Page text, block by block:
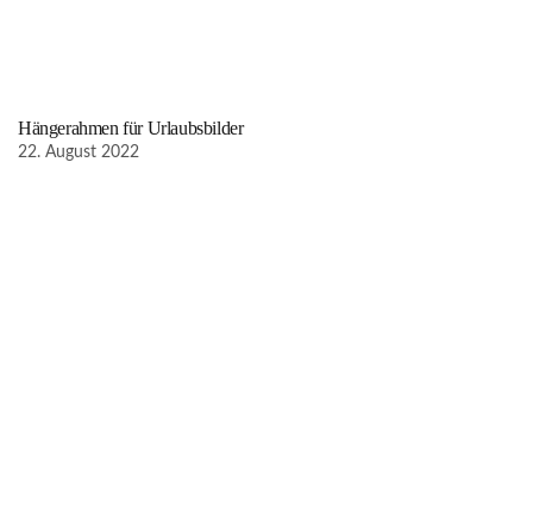
Hängerahmen für Urlaubsbilder
22. August 2022